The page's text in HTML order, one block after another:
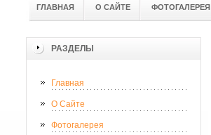
ГЛАВНАЯ О САЙТЕ ФОТОГАЛЕРЕЯ
РАЗДЕЛЫ
Главная
О Сайте
Фотогалерея